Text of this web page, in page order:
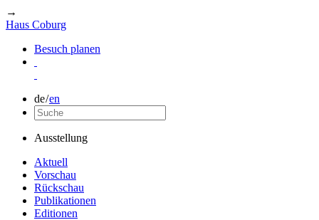
→
Haus Coburg
Besuch planen
de/en
Ausstellung
Aktuell
Vorschau
Rückschau
Publikationen
Editionen